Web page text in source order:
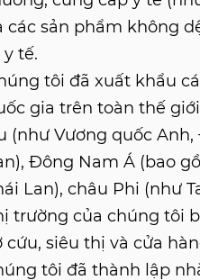
các sản phẩm không
y tế.
tôi đã xuất khẩu
gia trên toàn thế
(như Vương quốc
Đông Nam Á (bao
Lan), châu Phi (như
trường của chúng tôi
cứu, siêu thị và cửa
tôi đã thành lập